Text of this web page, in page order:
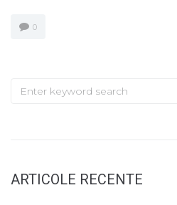
0
Search
ARTICOLE RECENTE